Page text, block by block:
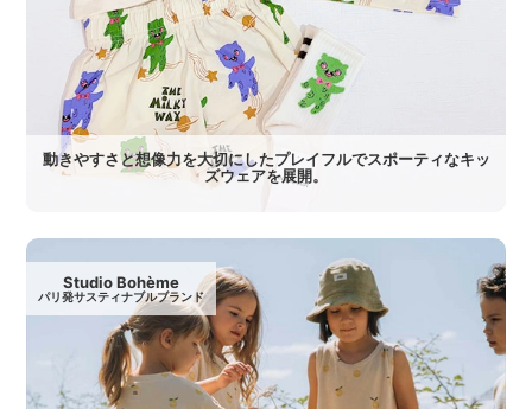
動きやすさと想像力を大切にしたプレイフルでスポーティなキッ
ズウェアを展開。
Studio Bohème
パリ発サスティナブルブランド